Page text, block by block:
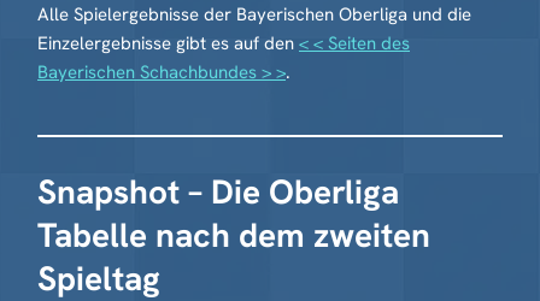
Alle Spielergebnisse der Bayerischen Oberliga und die
Einzelergebnisse gibt es auf den < < Seiten des
Bayerischen Schachbundes > >.
Snapshot – Die Oberliga
Tabelle nach dem zweiten
Spieltag